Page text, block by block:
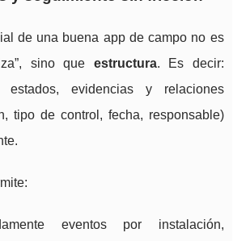
de una buena app de campo no es
sino que estructura. Es decir:
estados, evidencias y relaciones
tipo de control, fecha, responsable)
eventos por instalación,